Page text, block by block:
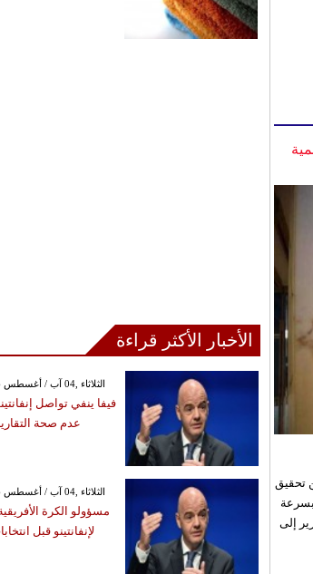
تحقيق
إلى
الأخبار الأكثر قراءة
GMT 11:15 2026 الثلاثاء ,04 آب / أغسطس
فيفا ينفي تواصل
عدم صحة
GMT 16:49 2026 الثلاثاء ,04 آب / أغسطس
مسؤولو الكرة
لإنفانتينو قبل